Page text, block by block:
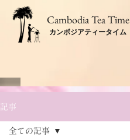
​Cambodia Tea Time
カンボジアティータイム
記事
全ての記事